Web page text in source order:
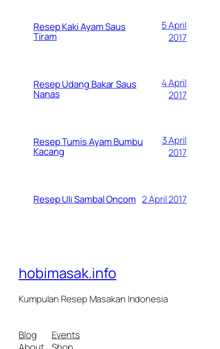
Resep Kaki Ayam Saus
Tiram
5 April
2017
Resep Udang Bakar Saus
Nanas
4 April
2017
Resep Tumis Ayam Bumbu
Kacang
3 April
2017
Resep Uli Sambal Oncom 2 April 2017
hobimasak.info
Kumpulan Resep Masakan Indonesia
Blog
Events